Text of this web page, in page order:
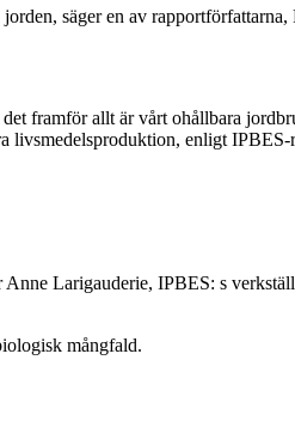
säger en av
framför allt är vårt ohållbara
enligt
Larigauderie, IPBES: s
mångfald.